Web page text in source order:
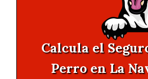
Calcula el
Perro en La